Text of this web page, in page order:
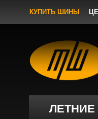
КУПИТЬ ШИНЫ
ЛЕТНИЕ